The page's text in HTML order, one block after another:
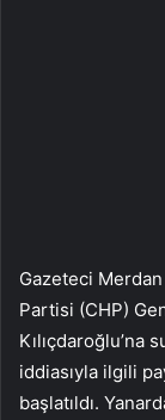
Gazeteci
Partisi (CHP)
Kılıçdaroğlu’na
iddiasıyla ilgili
başlatıldı.